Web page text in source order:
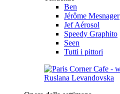
Ben
Jérôme Mesnager
Jef Aérosol
Speedy Graphito
Seen
Tutti i pittori